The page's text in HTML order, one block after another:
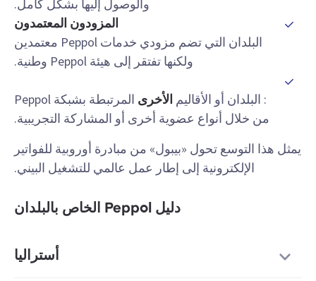
والوصول إليها بشكل كامل.
المزودون المعتمدون
البلدان التي تضم مزودي خدمات Peppol معتمدين
ولكنها تفتقر إلى هيئة Peppol وطنية.
: البلدان أو الأقاليم الأخرى
المرتبطة بشبكة Peppol
من خلال أنواع عضوية أخرى أو المشاركة التجريبية.
يمثل هذا التوسع تحول «بيبول» من مبادرة أوروبية للفواتير
الإلكترونية إلى إطار عمل عالمي للتشغيل البيني.
دليل Peppol الخاص بالبلدان
أستراليا